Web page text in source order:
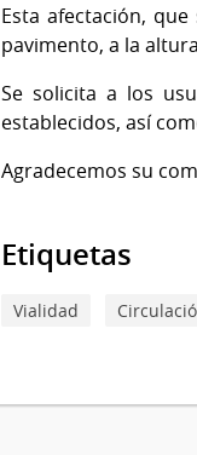
Esta afectación,
pavimento, a la
Se solicita a los
establecidos, así
Agradecemos su
Etiquetas
Vialidad